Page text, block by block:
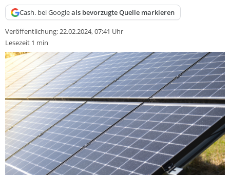
Cash. bei Googleals bevorzugte Quelle markieren
Veröffentlichung:22.02.2024, 07:41 Uhr
Lesezeit 1 min